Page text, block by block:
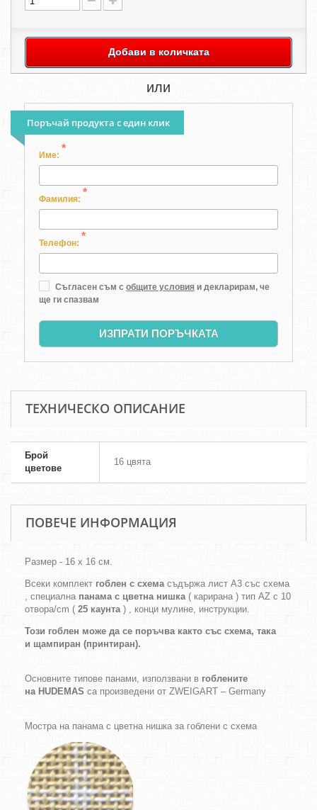
Добави в количката
или
Поръчай продукта с един клик
Име:
*
Фамилия:
*
Телефон:
*
Съгласен съм с общите условия и декларирам, че
ще ги спазвам
ИЗПРАТИ ПОРЪЧКАТА
ТЕХНИЧЕСКО ОПИСАНИЕ
Брой
цветове
16 цвята
ПОВЕЧЕ ИНФОРМАЦИЯ
Размер - 16 х 16 см.
Всеки комплект гоблен с схемасъдържа лист А3 със схема
, специална панама с цветна нишка( карирана ) тип AZ с 10
отвора/cm ( 25 каунта) , конци мулине, инструкции.
Този гоблен може да се поръчва както със схема, така
и щампиран (принтиран).
Основните типове панами, използвани в гоблените
на HUDEMAS са произведени от ZWEIGART – Germany
Мостра на панама с цветна нишка за гоблени с схема